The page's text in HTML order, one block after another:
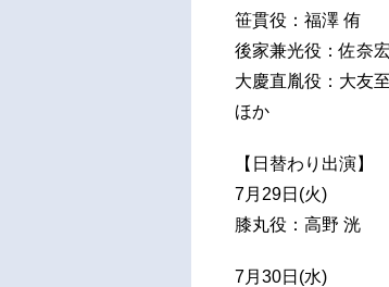
笹貫役：福澤 侑
後家兼光役：佐奈
大慶直胤役：大友
ほか
【日替わり出演】
7月29日(火)
膝丸役：高野 洸
7月30日(水)